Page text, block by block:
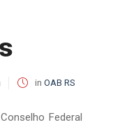
in OAB RS
Federal